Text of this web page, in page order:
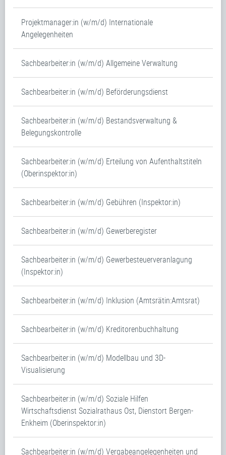
Projektmanager:in (w/m/d) Internationale
Angelegenheiten
Sachbearbeiter:in (w/m/d) Allgemeine Verwaltung
Sachbearbeiter:in (w/m/d) Beförderungsdienst
Sachbearbeiter:in (w/m/d) Bestandsverwaltung &
Belegungskontrolle
Sachbearbeiter:in (w/m/d) Erteilung von Aufenthaltstiteln
(Oberinspektor:in)
Sachbearbeiter:in (w/m/d) Gebühren (Inspektor:in)
Sachbearbeiter:in (w/m/d) Gewerberegister
Sachbearbeiter:in (w/m/d) Gewerbesteuerveranlagung
(Inspektor:in)
Sachbearbeiter:in (w/m/d) Inklusion (Amtsrätin:Amtsrat)
Sachbearbeiter:in (w/m/d) Kreditorenbuchhaltung
Sachbearbeiter:in (w/m/d) Modellbau und 3D-
Visualisierung
Sachbearbeiter:in (w/m/d) Soziale Hilfen
Wirtschaftsdienst Sozialrathaus Ost, Dienstort Bergen-
Enkheim (Oberinspektor:in)
Sachbearbeiter:in (w/m/d) Vergabeangelegenheiten und